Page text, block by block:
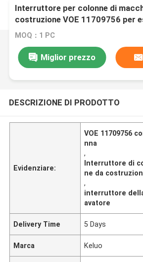
Interruttore per colonne di
costruzione VOE 11709756 per
MOQ：1 PC
Miglior prezzo
DESCRIZIONE DI PRODOTTO
Evidenziare:
VOE 11709756
nna
,
Interruttore di
ne da
,
interruttore
avatore
Delivery Time 5 Days
Marca Keluo